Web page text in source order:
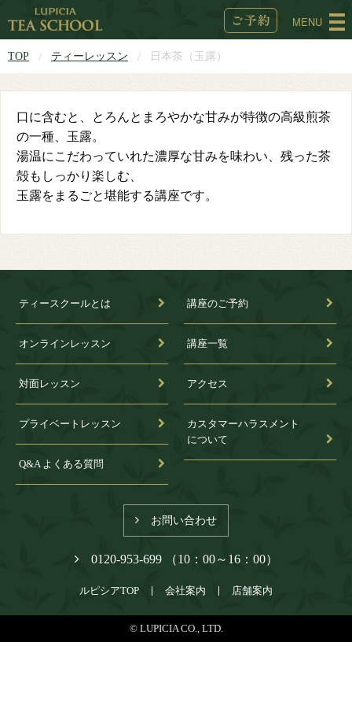
MENU
TOP ティーレッスン 日本茶（玉露）
口に含むと、とろんとまろやかな甘みが特徴の高級煎茶
の一種、玉露。
湯温にこだわっていれた濃厚な甘みを味わい、残った茶
殻もしっかり楽しむ、
玉露をまるごと堪能する講座です。
ティースクールとは
オンラインレッスン
対面レッスン
プライベートレッスン
Q&A よくある質問
講座のご予約
講座一覧
アクセス
カスタマーハラスメント
について
お問い合わせ
0120-953-699 （10：00～16：00）
ルピシアTOP 会社案内 店舗案内
© LUPICIA CO., LTD.